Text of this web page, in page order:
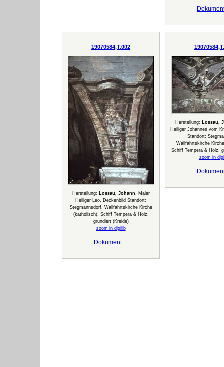
19070584,T,002
Herstellung: Lossau, Johann, Maler
Heiliger Leo, Deckenbild Standort:
Stegmannsdorf, Wallfahrtskirche Kirche
(katholisch), Schiff Tempera & Holz,
grundiert (Kreide)
zoom in digilib
Dokument…
Herstellung: Lossau,
Heiliger Johannes vom
Standort:
Wallfahrtskirche
Schiff Tempera & Holz,
zoom in